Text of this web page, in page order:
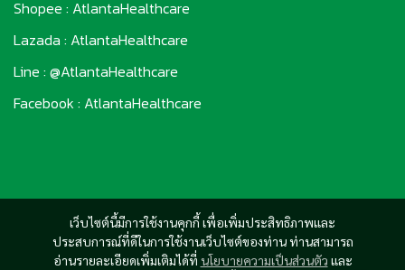
เว็บไซต์นี้มีการใช้งานคุกกี้ เพื่อเพิ่มประสิทธิภาพและ
ประสบการณ์ที่ดีในการใช้งานเว็บไซต์ของท่าน ท่านสามารถ
อ่านรายละเอียดเพิ่มเติมได้ที่ นโยบายความเป็นส่วนตัว และ
Shopee : AtlantaHealthcare
Lazada : AtlantaHealthcare
Line : @AtlantaHealthcare
Facebook : AtlantaHealthcare